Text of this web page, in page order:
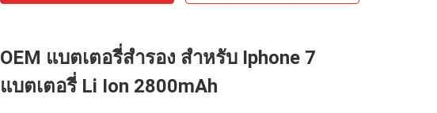
OEM แบตเตอรี่สํารอง สําหรับ Iphone 7
แบตเตอรี่ Li Ion 2800mAh